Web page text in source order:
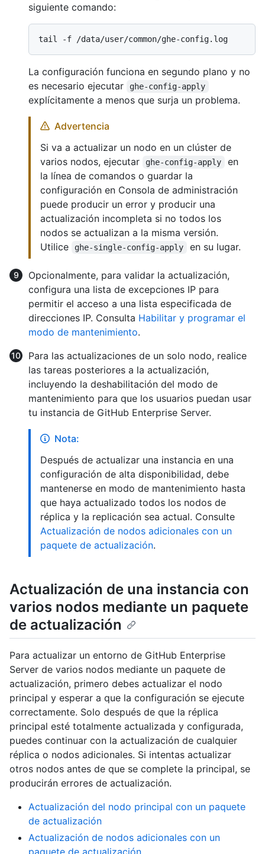
siguiente comando:
La configuración funciona en segundo plano y no
es necesario ejecutar
ghe-config-apply
explícitamente a menos que surja un problema.
Advertencia
Si va a actualizar un nodo en un clúster de
varios nodos, ejecutar
ghe-config-apply
en
la línea de comandos o guardar la
configuración en Consola de administración
puede producir un error y producir una
actualización incompleta si no todos los
nodos se actualizan a la misma versión.
Utilice
ghe-single-config-apply en su lugar.
Opcionalmente, para validar la actualización,
configura una lista de excepciones IP para
permitir el acceso a una lista especificada de
direcciones IP. Consulta Habilitar y programar el
modo de mantenimiento.
Para las actualizaciones de un solo nodo, realice
las tareas posteriores a la actualización,
incluyendo la deshabilitación del modo de
mantenimiento para que los usuarios puedan usar
tu instancia de GitHub Enterprise Server.
Nota:
Después de actualizar una instancia en una
configuración de alta disponibilidad, debe
mantenerse en modo de mantenimiento hasta
que haya actualizado todos los nodos de
réplica y la replicación sea actual. Consulte
Actualización de nodos adicionales con un
paquete de actualización.
Actualización de una instancia con
varios nodos mediante un paquete
de actualización
Para actualizar un entorno de GitHub Enterprise
Server de varios nodos mediante un paquete de
actualización, primero debes actualizar el nodo
principal y esperar a que la configuración se ejecute
correctamente. Solo después de que la réplica
principal esté totalmente actualizada y configurada,
puedes continuar con la actualización de cualquier
réplica o nodos adicionales. Si intentas actualizar
otros nodos antes de que se complete la principal, se
producirán errores de actualización.
Actualización del nodo principal con un paquete
de actualización
Actualización de nodos adicionales con un